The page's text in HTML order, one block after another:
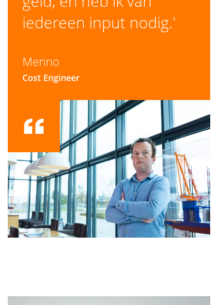
iedereen input nodig.'
Menno
Cost Engineer